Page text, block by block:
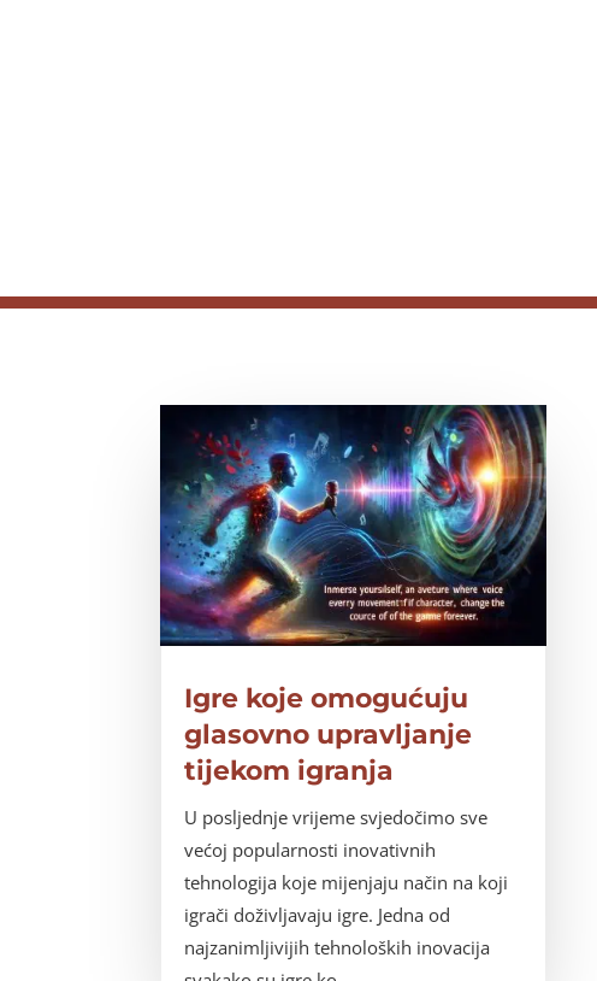
Igre koje omogućuju
glasovno upravljanje
tijekom igranja
U posljednje vrijeme svjedočimo sve
većoj popularnosti inovativnih
tehnologija koje mijenjaju način na koji
igrači doživljavaju igre. Jedna od
najzanimljivijih tehnoloških inovacija